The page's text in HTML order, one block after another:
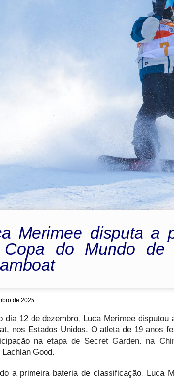
Merimee disputa a
do Mundo de
de 2025
dia 12 de dezembro, Luca Merimee
nos Estados Unidos. O atleta de 19 anos
naetapa de Secret Garden, na
Good.
a primeira bateria de classificação, Luca